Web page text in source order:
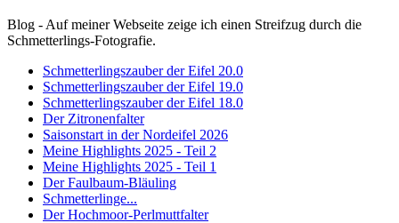
Blog - Auf meiner Webseite zeige ich einen Streifzug durch die
Schmetterlings-Fotografie.
Schmetterlingszauber der Eifel 20.0
Schmetterlingszauber der Eifel 19.0
Schmetterlingszauber der Eifel 18.0
Der Zitronenfalter
Saisonstart in der Nordeifel 2026
Meine Highlights 2025 - Teil 2
Meine Highlights 2025 - Teil 1
Der Faulbaum-Bläuling
Schmetterlinge...
Der Hochmoor-Perlmuttfalter